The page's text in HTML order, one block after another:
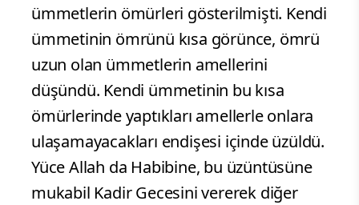
ümmetlerin ömürleri gösterilmişti. Kendi
ümmetinin ömrünü kısa görünce, ömrü
uzun olan ümmetlerin amellerini
düşündü. Kendi ümmetinin bu kısa
ömürlerinde yaptıkları amellerle onlara
ulaşamayacakları endişesi içinde üzüldü.
Yüce Allah da Habibine, bu üzüntüsüne
mukabil Kadir Gecesini vererek diğer